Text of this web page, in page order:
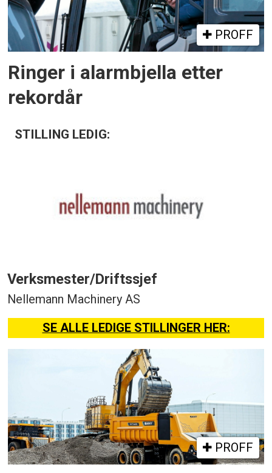
PROFF
Ringer i alarmbjella etter
rekordår
STILLING LEDIG:
Verksmester/Driftssjef
Nellemann Machinery AS
SE ALLE LEDIGE STILLINGER HER:
PROFF